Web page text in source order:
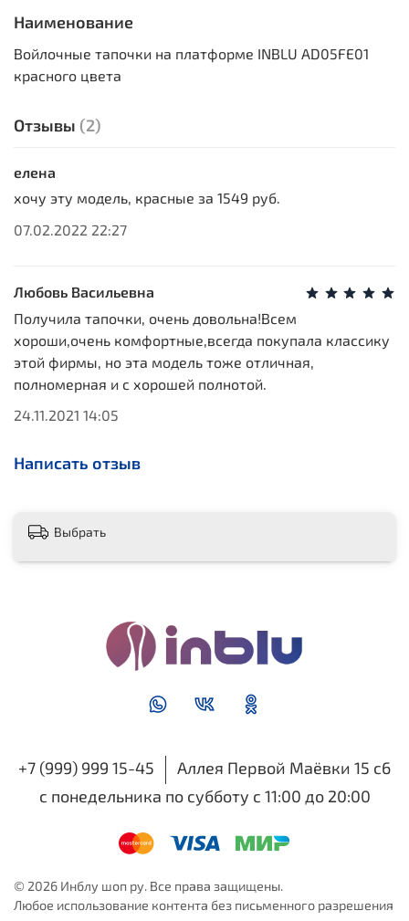
Наименование
Войлочные тапочки на платформе INBLU AD05FE01
красного цвета
Отзывы (2)
елена
хочу эту модель, красные за 1549 руб.
07.02.2022 22:27
Любовь Васильевна
Получила тапочки, очень довольна!Всем
хороши,очень комфортные,всегда покупала классику
этой фирмы, но эта модель тоже отличная,
полномерная и с хорошей полнотой.
24.11.2021 14:05
Написать отзыв
Выбрать
+7 (999) 999 15-45
Аллея Первой Маёвки 15 с6
с понедельника по субботу с 11:00 до 20:00
© 2026 Инблу шоп ру. Все права защищены.
Любое использование контента без письменного разрешения